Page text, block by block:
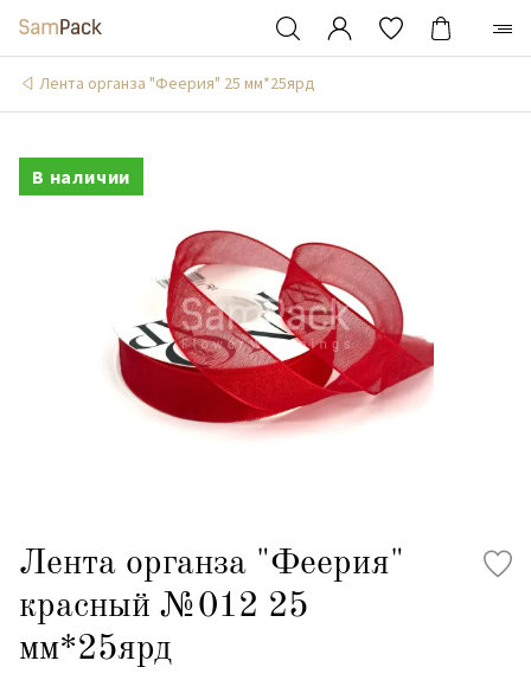
Лента органза "Феерия" 25 мм*25ярд
В наличии
Лента органза "Феерия"
красный №012 25
мм*25ярд